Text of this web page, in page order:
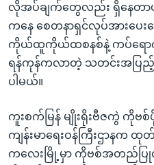
လိုအပ်ချက်တွေလည်း ရှိနေတာ
ကနေ စေတနာရှင်လုပ်အားပေးတွေ
ကိုယ်ထူကိုယ်ထစနစ်နဲ့ ကပ်ရောဂ
ရန်ကုန်ကလာတဲ့ သတင်းအပြည့်
ပါမယ်။
ကူးစက်မြန် မျိုးရိုးဗီဇကွဲ ကို
ကျန်းမာရေးဝန်ကြီးဌာနက
ကလေးမြို့မှာ ကိုဗစ်အတည်ပြု